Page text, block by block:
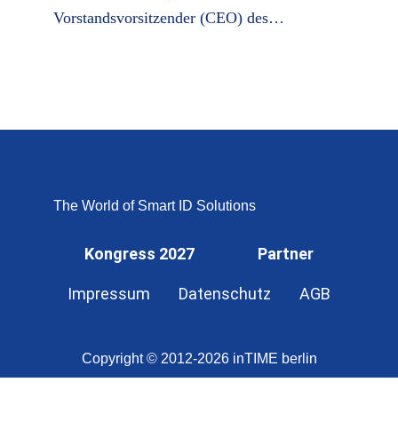
Vorstandsvorsitzender (CEO) des…
The World of Smart ID Solutions
Kongress 2027 Partner
Impressum Datenschutz AGB
Copyright © 2012-2026 inTIME berlin